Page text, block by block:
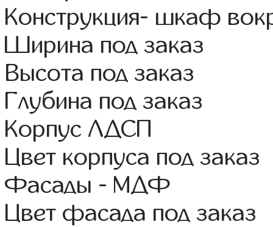
Конструкция- шкаф
Ширина под заказ
Высота под заказ
Глубина под заказ
Корпус ЛДСП
Цвет корпуса под заказ
Фасады - МДФ
Цвет фасада под заказ